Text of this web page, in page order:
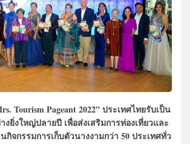
Tourism Pageant 2022” ประเทศไทยรับเป็น
งยิ่งใหญ่ปลายปี เพื่อส่งเสริมการท่องเที่ยวและ
จกรรมการเก็บตัวนางงามกว่า 50 ประเทศทั่ว